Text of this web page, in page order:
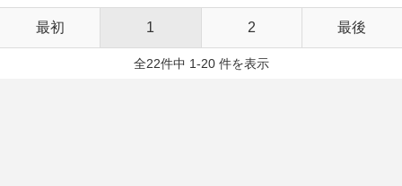
最初 1 2 最後
全22件中 1-20 件を表示